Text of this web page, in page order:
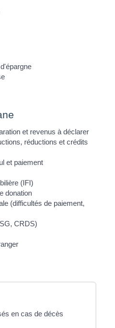
et revenus à déclarer
réductions et crédits
et paiement
(IFI)
donation
(difficultés de paiement,
CRDS)
en cas de décès